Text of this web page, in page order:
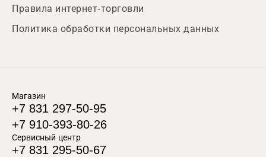
Правила интернет-торговли
Политика обработки персональных данных
Магазин
+7 831 297-50-95
+7 910-393-80-26
Сервисный центр
+7 831 295-50-67